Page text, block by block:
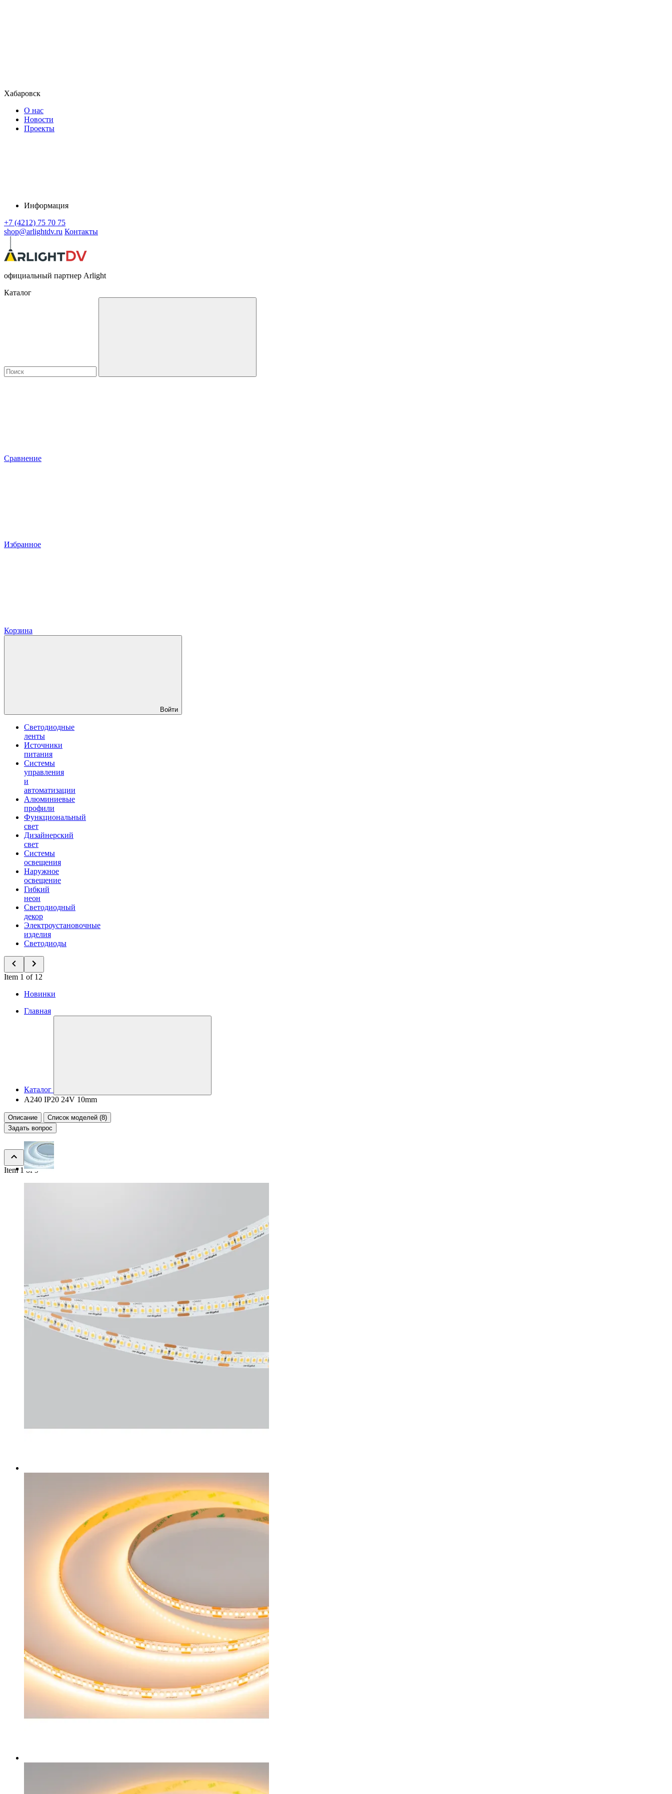
Хабаровск
О нас
Новости
Проекты
Информация
+7 (4212) 75 70 75
shop@arlightdv.ru Контакты
официальный партнер Arlight
Каталог
Сравнение
Избранное
Корзина
Войти
Светодиодные
ленты
Источники
питания
Системы
управления
и
автоматизации
Алюминиевые
профили
Функциональный
свет
Дизайнерский
свет
Системы
освещения
Наружное
освещение
Гибкий
неон
Светодиодный
декор
Электроустановочные
изделия
Светодиоды
Item 1 of 12
Новинки
Главная
Каталог
A240 IP20 24V 10mm
Описание
Список моделей (8)
Задать вопрос
Item 1 of 9